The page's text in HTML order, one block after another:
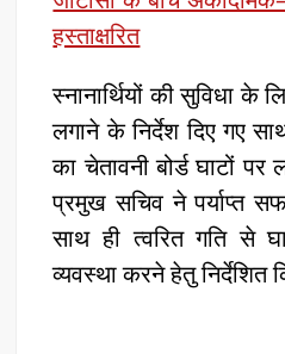
हस्ताक्षरित
स्नानार्थियों की सुविधा के
लगाने के निर्देश दिए गए
का चेतावनी बोर्ड घाटों पर
प्रमुख सचिव ने पर्याप्त
साथ ही त्वरित गति से
व्यवस्था करने हेतु निर्देशित